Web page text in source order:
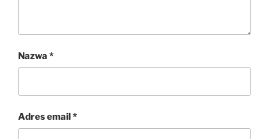
Nazwa *
Adres email*